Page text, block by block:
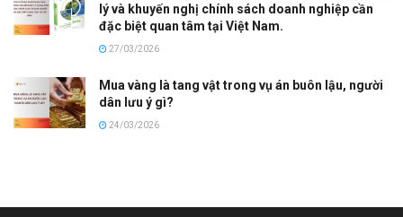
lý và khuyến nghị chính sách doanh nghiệp cần
đặc biệt quan tâm tại Việt Nam.
27/03/2026
Mua vàng là tang vật trong vụ án buôn lậu, người
dân lưu ý gì?
24/03/2026